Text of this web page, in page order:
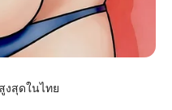
งสุดในไทย